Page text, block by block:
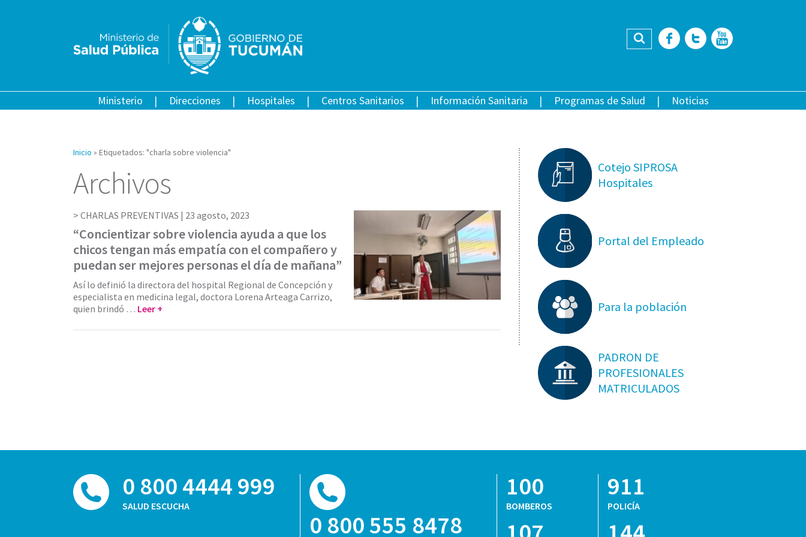
Buscar Facebook
Twitter
Ministerio Direcciones Hospitales Centros Sanitarios Información Sanitaria Programas de Salud Noticias
Inicio » Etiquetados: "charla sobre violencia"
Archivos
CHARLAS PREVENTIVAS | 23 agosto, 2023
“Concientizar sobre violencia ayuda a que los
chicos tengan más empatía con el compañero y
puedan ser mejores personas el día de mañana”
Así lo definió la directora del hospital Regional de Concepción y
especialista en medicina legal, doctora Lorena Arteaga Carrizo,
quien brindó … Leer +
Cotejo SIPROSA
Hospitales
Portal del Empleado
Para la población
PADRON DE
PROFESIONALES
MATRICULADOS
0 800 4444 999
SALUD ESCUCHA
0 800 555 8478
100
BOMBEROS
911
POLICÍA